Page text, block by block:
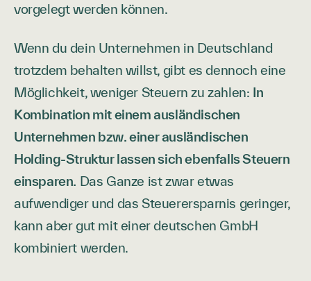
vorgelegt werden können.
Wenn du dein Unternehmen in Deutschland
trotzdem behalten willst, gibt es dennoch eine
Möglichkeit, weniger Steuern zu zahlen: In
Kombination mit einem ausländischen
Unternehmen bzw. einer ausländischen
Holding-Struktur lassen sich ebenfalls Steuern
einsparen. Das Ganze ist zwar etwas
aufwendiger und das Steuerersparnis geringer,
kann aber gut mit einer deutschen GmbH
kombiniert werden.